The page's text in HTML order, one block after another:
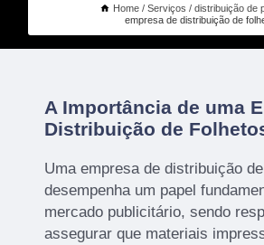
Home Serviços
distribuição de
empresa de distribuição de
A Importância de uma
Distribuição de
Uma empresa de distribuição
desempenha um papel
mercado publicitário, sendo
assegurar que materiais